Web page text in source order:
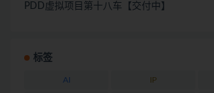
PDD虚拟项目第十八车【交付中】
标签
AI IP